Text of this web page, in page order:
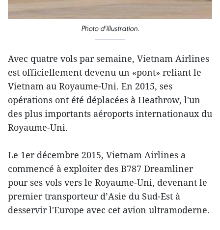
Photo d'illustration.
Avec quatre vols par semaine, Vietnam Airlines
est officiellement devenu un «pont» reliant le
Vietnam​ au Royaume-Uni. En 2015, ses
opérations ont été déplacées à Heathrow, l'un
des plus importants aéroports internationaux ​​du
Royaume-Uni.
Le 1er décembre 2015, Vietnam Airlines a
commencé à exploiter ​des B787 Dreamliner
pour ses vols vers le Royaume-Uni, devenant le
premier transporteur d’Asie du Sud-Est à
desservir l'Europe avec cet avion ultramoderne.